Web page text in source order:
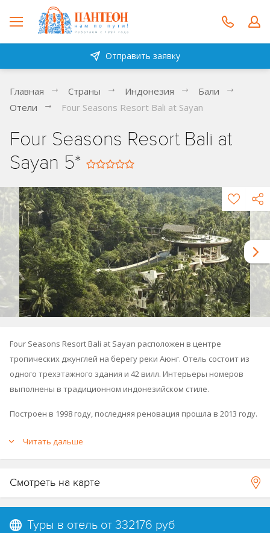
Отправить заявку
Главная Страны Индонезия
Бали
Отели
Four Seasons Resort Bali at Sayan
Four Seasons Resort Bali at
Sayan 5*
Four Seasons Resort Bali at Sayan расположен в центре
тропических джунглей на берегу реки Аюнг. Отель состоит из
одного трехэтажного здания и 42 вилл. Интерьеры номеров
выполнены в традиционном индонезийском стиле.
Построен в 1998 году, последняя реновация прошла в 2013 году.
Входит в сеть отелей Four Seasons (
См.схему отеля.
Читать дальше
Смотреть на карте
Туры в отель от 332176 руб